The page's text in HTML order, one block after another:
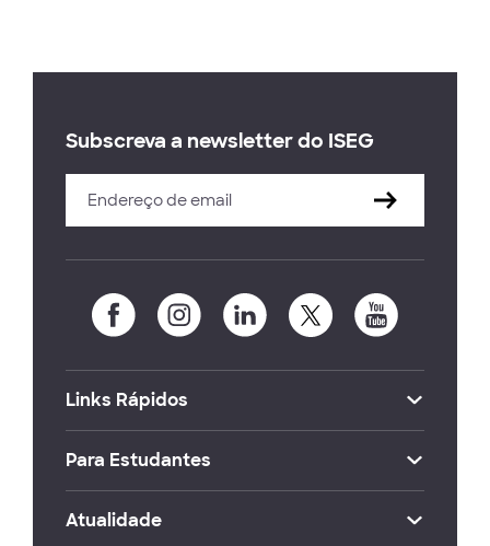
Subscreva a newsletter do ISEG
Links Rápidos
Para Estudantes
Atualidade